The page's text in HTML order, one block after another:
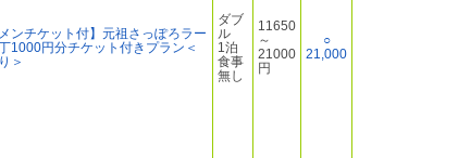
メンチケット付】元祖さっぽろラー
1000円分チケット付きプラン＜
＞
ダブ
ル
1泊
食事
無し
11650
～
21000
円
○
21,000